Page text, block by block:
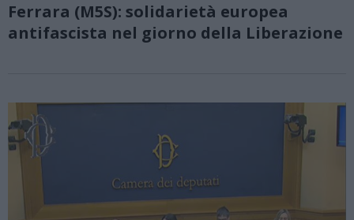
Ferrara (M5S): solidarietà europea
antifascista nel giorno della Liberazione